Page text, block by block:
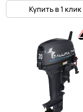
Купить в 1 клик